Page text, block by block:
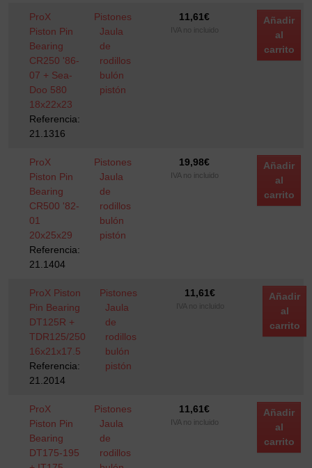
ProX
Piston Pin
Bearing
CR250 '86-
07 + Sea-
Doo 580
18x22x23
Referencia:
21.1316
Pistones
Jaula
de
rodillos
bulón
pistón
11,61€
IVA no incluido
Añadir
al
carrito
ProX
Piston Pin
Bearing
CR500 '82-
01
20x25x29
Referencia:
21.1404
Pistones
Jaula
de
rodillos
bulón
pistón
19,98€
IVA no incluido
Añadir
al
carrito
ProX Piston
Pin Bearing
DT125R +
TDR125/250
16x21x17.5
Referencia:
21.2014
Pistones
Jaula
de
rodillos
bulón
pistón
11,61€
IVA no incluido
Añadir
al
carrito
ProX
Piston Pin
Bearing
DT175-195
Pistones
Jaula
de
rodillos
11,61€
IVA no incluido
Añadir
al
carrito